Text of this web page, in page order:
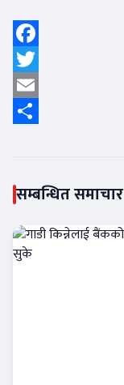
Facebook
Twitter
Email
सम्बन्धित समाचार